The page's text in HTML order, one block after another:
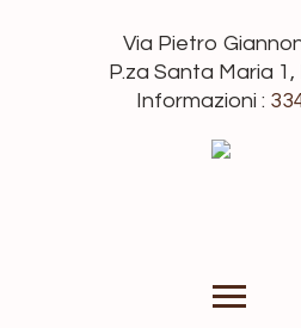
Via Pietro
P.za Santa Maria
Informazioni :